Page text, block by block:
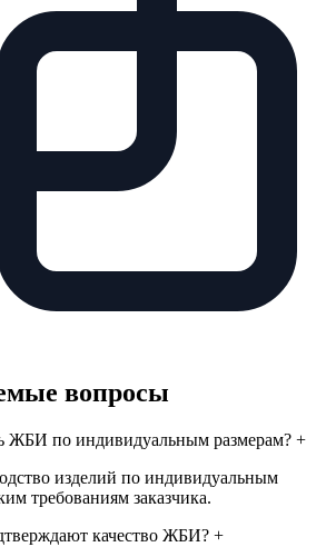
вопросы
ЖБИ по индивидуальным размерам? +
изделий по индивидуальным
требованиям заказчика.
качество ЖБИ? +